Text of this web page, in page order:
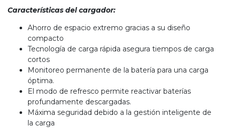
Características del cargador:
Ahorro de espacio extremo gracias a su diseño
compacto
Tecnología de carga rápida asegura tiempos de carga
cortos
Monitoreo permanente de la batería para una carga
óptima.
El modo de refresco permite reactivar baterías
profundamente descargadas.
Máxima seguridad debido a la gestión inteligente de
la carga